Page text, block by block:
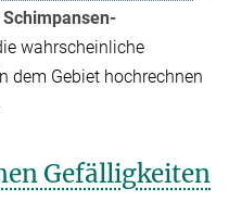
Schimpansen-
wahrscheinliche
dem Gebiet hochrechnen
Gefälligkeiten